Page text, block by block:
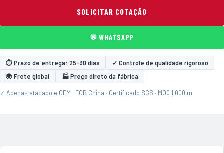
SOLICITAR COTAÇÃO
💬 WHATSAPP
⏱ Prazo de entrega: 25-30 dias
✓ Controle de qualidade rigoroso
🌍 Frete global
🏭 Preço direto da fábrica
✓ Apenas atacado e OEM · FOB China · Certificado SGS · MOQ 1.000 m